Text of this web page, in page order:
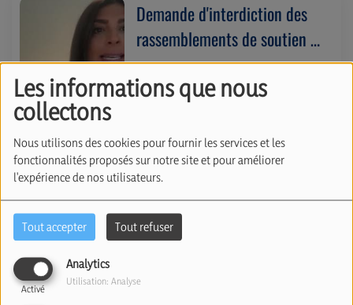
Les informations que nous
collectons
Nous utilisons des cookies pour fournir les services et les
fonctionnalités proposés sur notre site et pour améliorer
l'expérience de nos utilisateurs.
Tout accepter Tout refuser
Analytics
Activé
Utilisation: Analyse
Demande d'interdiction des
rassemblements de soutien à
la République Islamique d’Iran
en Belgique. Avec Melissa
Les propos de Bart De Wever
sur l’antisémitisme
(17/04/26)